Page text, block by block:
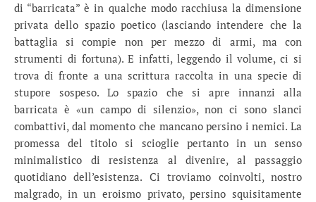
di “barricata” è in qualche modo racchiusa la dimensione
privata dello spazio poetico (lasciando intendere che la
battaglia si compie non per mezzo di armi, ma con
strumenti di fortuna). E infatti, leggendo il volume, ci si
trova di fronte a una scrittura raccolta in una specie di
stupore sospeso. Lo spazio che si apre innanzi alla
barricata è «un campo di silenzio», non ci sono slanci
combattivi, dal momento che mancano persino i nemici. La
promessa del titolo si scioglie pertanto in un senso
minimalistico di resistenza al divenire, al passaggio
quotidiano dell’esistenza. Ci troviamo coinvolti, nostro
malgrado, in un eroismo privato, persino squisitamente